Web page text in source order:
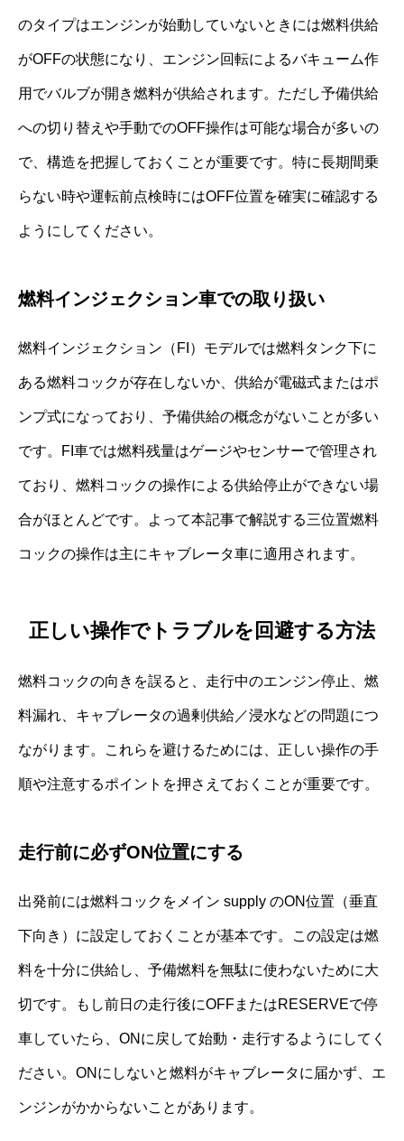
のタイプはエンジンが始動していないときには燃料供給
がOFFの状態になり、エンジン回転によるバキューム作
用でバルブが開き燃料が供給されます。ただし予備供給
への切り替えや手動でのOFF操作は可能な場合が多いの
で、構造を把握しておくことが重要です。特に長期間乗
らない時や運転前点検時にはOFF位置を確実に確認する
ようにしてください。
燃料インジェクション車での取り扱い
燃料インジェクション（FI）モデルでは燃料タンク下に
ある燃料コックが存在しないか、供給が電磁式またはポ
ンプ式になっており、予備供給の概念がないことが多い
です。FI車では燃料残量はゲージやセンサーで管理され
ており、燃料コックの操作による供給停止ができない場
合がほとんどです。よって本記事で解説する三位置燃料
コックの操作は主にキャブレータ車に適用されます。
正しい操作でトラブルを回避する方法
燃料コックの向きを誤ると、走行中のエンジン停止、燃
料漏れ、キャブレータの過剰供給／浸水などの問題につ
ながります。これらを避けるためには、正しい操作の手
順や注意するポイントを押さえておくことが重要です。
走行前に必ずON位置にする
出発前には燃料コックをメイン supply のON位置（垂直
下向き）に設定しておくことが基本です。この設定は燃
料を十分に供給し、予備燃料を無駄に使わないために大
切です。もし前日の走行後にOFFまたはRESERVEで停
車していたら、ONに戻して始動・走行するようにしてく
ださい。ONにしないと燃料がキャブレータに届かず、エ
ンジンがかからないことがあります。